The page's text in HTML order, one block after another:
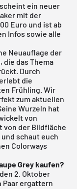
ein neuer
mit der
Euro und ist ab
Infos sowie alle
Neuauflage der
die das Thema
Durch
die
Frühling. Wir
zum aktuellen
Wurzeln hat
von
von der Bildfläche
schaut euch
Colorways
Grey kaufen?
2. Oktober
Paar ergattern